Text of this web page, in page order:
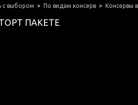
выбором По видам консерв Консервы
ПАКЕТЕ